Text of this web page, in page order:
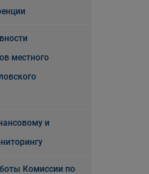
местного
и
Комиссии по